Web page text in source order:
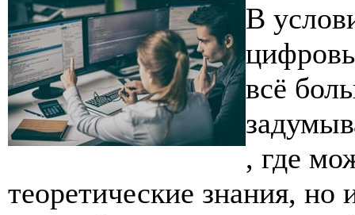
В
всё
, где
теоретические знания, но